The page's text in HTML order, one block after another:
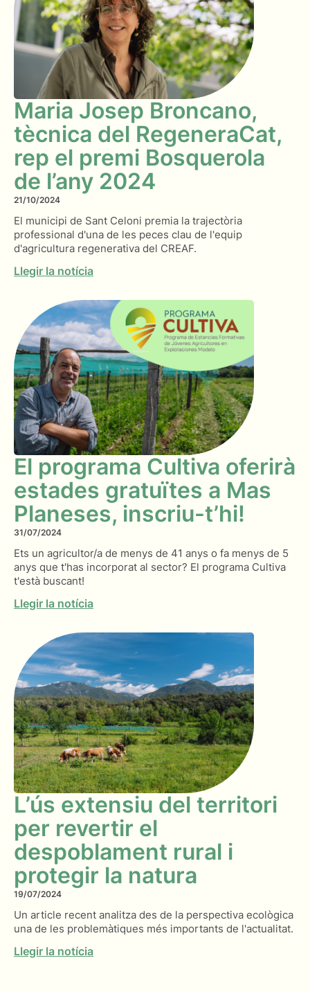
Maria Josep Broncano,
tècnica del RegeneraCat,
rep el premi Bosquerola
de l’any 2024
21/10/2024
El municipi de Sant Celoni premia la trajectòria
professional d'una de les peces clau de l'equip
d'agricultura regenerativa del CREAF.
Llegir la notícia
El programa Cultiva oferirà
estades gratuïtes a Mas
Planeses, inscriu-t’hi!
31/07/2024
Ets un agricultor/a de menys de 41 anys o fa menys de 5
anys que t'has incorporat al sector? El programa Cultiva
t'està buscant!
Llegir la notícia
L’ús extensiu del territori
per revertir el
despoblament rural i
protegir la natura
19/07/2024
Un article recent analitza des de la perspectiva ecològica
una de les problemàtiques més importants de l'actualitat.
Llegir la notícia